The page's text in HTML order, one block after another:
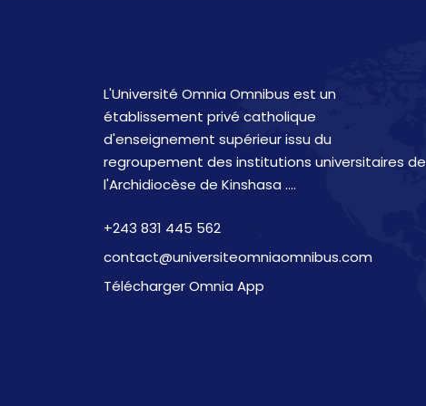
L'Université Omnia Omnibus est un
établissement privé catholique
d'enseignement supérieur issu du
regroupement des institutions universitaires de
l'Archidiocèse de Kinshasa ....
+243 831 445 562
contact@universiteomniaomnibus.com
Télécharger Omnia App